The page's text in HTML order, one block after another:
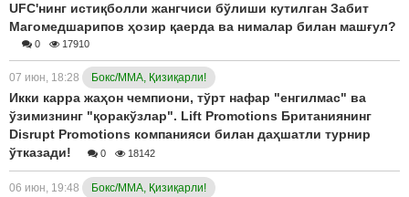
UFC'нинг истиқболли жангчиси бўлиши кутилган Забит
Магомедшарипов ҳозир қаерда ва нималар билан машғул?
0 17910
07 июн, 18:28 Бокс/ММА, Қизиқарли!
Икки карра жаҳон чемпиони, тўрт нафар "енгилмас" ва
ўзимизнинг "қоракўзлар". Lift Promotions Британиянинг
Disrupt Promotions компанияси билан даҳшатли турнир
ўтказади!
0 18142
06 июн, 19:48 Бокс/ММА, Қизиқарли!